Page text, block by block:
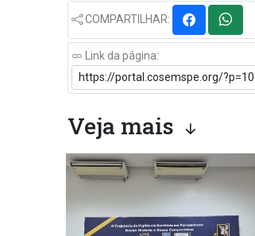
COMPARTILHAR:
Link da página:
Veja mais